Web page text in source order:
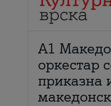
А1
оркестар
приказна